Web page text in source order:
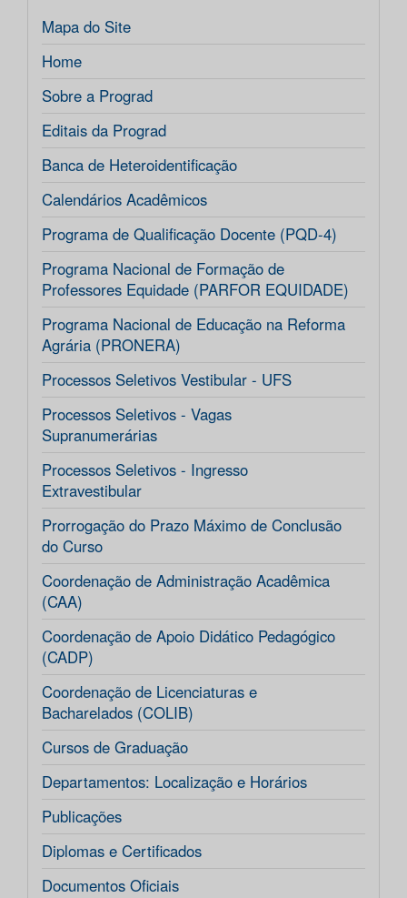
Mapa do Site
Home
Sobre a Prograd
Editais da Prograd
Banca de Heteroidentificação
Calendários Acadêmicos
Programa de Qualificação Docente (PQD-4)
Programa Nacional de Formação de
Professores Equidade (PARFOR EQUIDADE)
Programa Nacional de Educação na Reforma
Agrária (PRONERA)
Processos Seletivos Vestibular - UFS
Processos Seletivos - Vagas
Supranumerárias
Processos Seletivos - Ingresso
Extravestibular
Prorrogação do Prazo Máximo de Conclusão
do Curso
Coordenação de Administração Acadêmica
(CAA)
Coordenação de Apoio Didático Pedagógico
(CADP)
Coordenação de Licenciaturas e
Bacharelados (COLIB)
Cursos de Graduação
Departamentos: Localização e Horários
Publicações
Diplomas e Certificados
Documentos Oficiais